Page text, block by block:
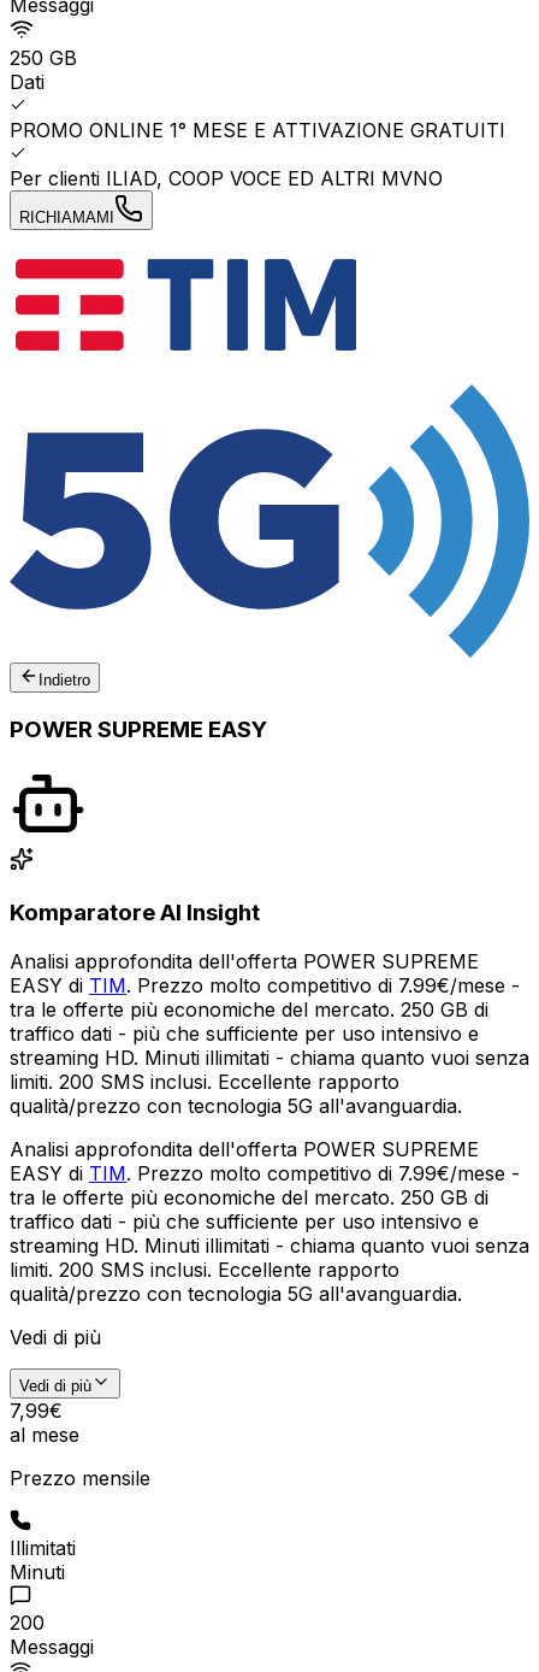
250 GB
Dati
PROMO ONLINE 1° MESE E ATTIVAZIONE GRATUITI
Per clienti ILIAD, COOP VOCE ED ALTRI MVNO
RICHIAMAMI
Indietro
POWER SUPREME EASY
Komparatore AI Insight
Analisi approfondita dell'offerta POWER SUPREME
EASY di TIM. Prezzo molto competitivo di 7.99€/mese -
tra le offerte più economiche del mercato. 250 GB di
traffico dati - più che sufficiente per uso intensivo e
streaming HD. Minuti illimitati - chiama quanto vuoi senza
limiti. 200 SMS inclusi. Eccellente rapporto
qualità/prezzo con tecnologia 5G all'avanguardia.
Analisi approfondita dell'offerta POWER SUPREME
EASY di TIM. Prezzo molto competitivo di 7.99€/mese -
tra le offerte più economiche del mercato. 250 GB di
traffico dati - più che sufficiente per uso intensivo e
streaming HD. Minuti illimitati - chiama quanto vuoi senza
limiti. 200 SMS inclusi. Eccellente rapporto
qualità/prezzo con tecnologia 5G all'avanguardia.
Vedi di più
Vedi di più
7,99€
al mese
Prezzo mensile
Illimitati
Minuti
200
Messaggi